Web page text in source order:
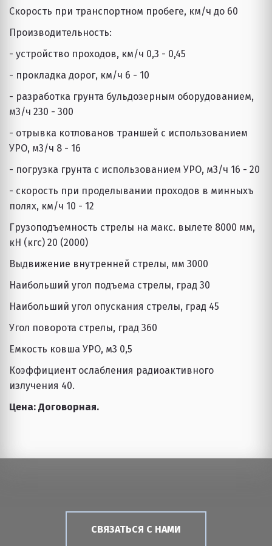
Скорость при транспортном пробеге, км/ч до 60
Производительность:
- устройство проходов, км/ч 0,3 - 0,45
- прокладка дорог, км/ч 6 - 10
- разработка грунта бульдозерным оборудованием,
м3/ч 230 - 300
- отрывка котлованов траншей с использованием
УРО, м3/ч 8 - 16
- погрузка грунта с использованием УРО, м3/ч 16 - 20
- скорость при проделывании проходов в минныхъ
полях, км/ч 10 - 12
Грузоподъемность стрелы на макс. вылете 8000 мм,
кН (кгс) 20 (2000)
Выдвижение внутренней стрелы, мм 3000
Наибольший угол подъема стрелы, град 30
Наибольший угол опускания стрелы, град 45
Угол поворота стрелы, град 360
Емкость ковша УРО, м3 0,5
Коэффициент ослабления радиоактивного
излучения 40.
Цена: Договорная.
СВЯЗАТЬСЯ С НАМИ